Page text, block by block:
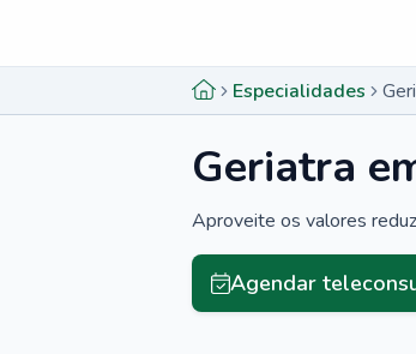
Especialidades
Geriatra
Aproveite os valores
Agendar